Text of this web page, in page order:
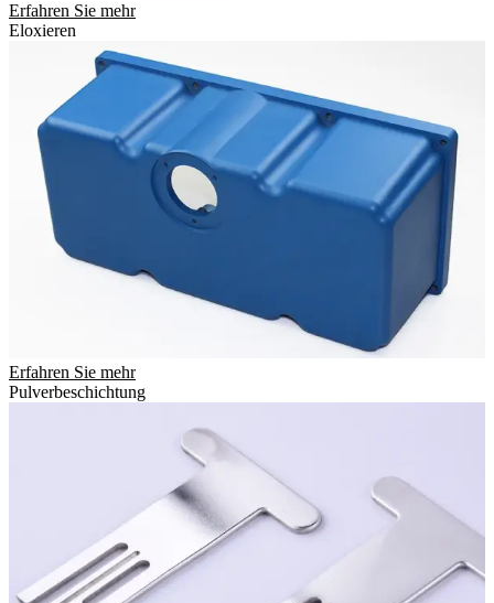
Erfahren Sie mehr
Eloxieren
Erfahren Sie mehr
Pulverbeschichtung